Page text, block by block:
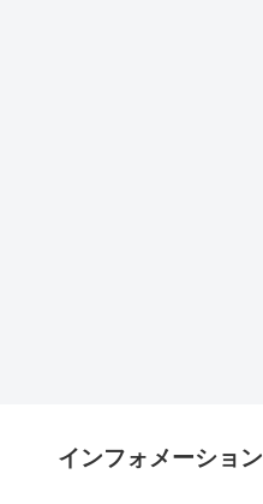
インフォメーション